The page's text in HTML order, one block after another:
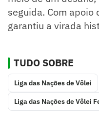
seguida. Com apoio
garantiu a virada
TUDO SOBRE
Liga das Nações de Vôlei
Liga das Nações de Vôlei